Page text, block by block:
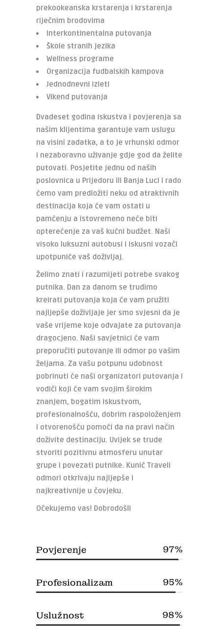
prekookeanska krstarenja i krstarenja
riječnim brodovima
Interkontinentalna putovanja
Škole stranih jezika
Wellness programe
Organizacija fudbalskih kampova
Jednodnevni izleti
Vikend putovanja
Dvadeset godina iskustva i povjerenja sa
našim klijentima garantuje vam uslugu
na visini zadatka, a to je vrhunski odmor
i nezaboravno uživanje gdje god da želite
putovati. Posjetite jednu od naših
poslovnica u Prijedoru ili Banja Luci i rado
ćemo vam predložiti neku od atraktivnih
destinacija koja će vam ostati u
pamćenju a istovremeno neće biti
opterećenje za vaš kućni budžet. Naši
visoko luksuzni autobusi i iskusni vozači
upotpuniće vaš doživljaj.
Želimo znati i razumijeti potrebe svakog
putnika. Dan za danom se trudimo
kreirati putovanja koja će vam pružiti
najljepše doživljaje jer smo svjesni da je
vaše vrijeme koje odvajate za putovanja
dragocjeno. Naši savjetnici će vam
preporučiti putovanje ili odmor po vašim
željama. Za vašu potpunu udobnost
pobrinuti će naši organizatori putovanja i
vodiči koji će vam svojim širokim
znanjem, bogatim iskustvom,
profesionalnošću, dobrim raspoloženjem
i otvorenošću pomoći da na pravi način
doživite destinaciju. Uvijek se trude
stvoriti pozitivnu atmosferu unutar
grupe i povezati putnike. Kunić Traveli
odmori otkrivaju najljepše i
najkreativnije u čovjeku.
Očekujemo vas! Dobrodošli
Povjerenje 97
Profesionalizam 95
Uslužnost 98